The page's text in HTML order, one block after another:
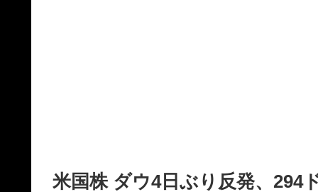
米国株 ダウ4日ぶり反発、294